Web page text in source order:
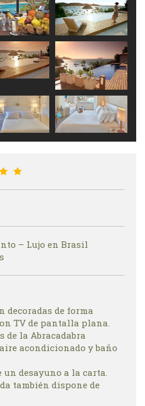
– Lujo en Brasil
decoradas de forma
TV de pantalla plana.
de la Abracadabra
acondicionado y baño
un desayuno a la carta.
también dispone de